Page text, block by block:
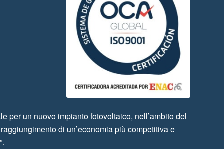
per un nuovo impianto fotovoltaico, nell’ambito del
di un’economia più competitiva e